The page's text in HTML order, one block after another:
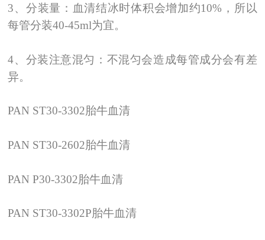
3、分装量：血清结冰时体积会增加约10% ，所以
每管分装40-45ml为宜。
4、分装注意混匀：不混匀会造成每管成分会有差
异。
PAN ST30-3302胎牛血清
PAN ST30-2602胎牛血清
PAN P30-3302胎牛血清
PAN ST30-3302P胎牛血清